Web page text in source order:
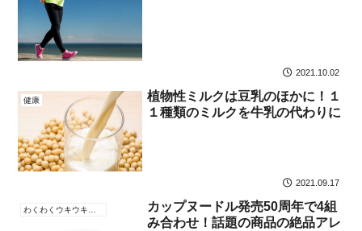
2021.10.02
健康
植物性ミルクは豆乳のほかに！１
１種類のミルクを牛乳の代わりに
2021.09.17
わくわくウキウキなこと
カップヌードル発売50周年で4組
み合わせ！話題の商品の絶品アレ